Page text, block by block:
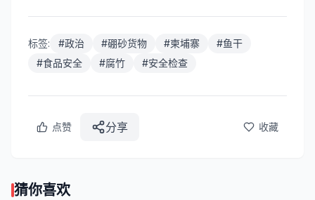
标签: #政治 #硼砂货物 #柬埔寨 #鱼干
#食品安全 #腐竹 #安全检查
点赞 分享 收藏
猜你喜欢